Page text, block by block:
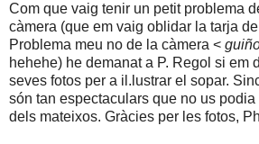
Com que vaig tenir un petit problema
càmera (que em vaig oblidar la tarja
Problema meu no de la càmera <
hehehe) he demanat a P. Regol si em
seves fotos per a il.lustrar el sopar.
són tan espectaculars que no us
dels mateixos. Gràcies per les fotos,